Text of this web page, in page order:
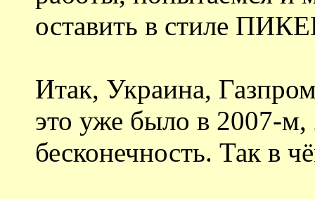
оставить в стиле
Итак, Украина,
это уже было в 2007-
бесконечность. Так в